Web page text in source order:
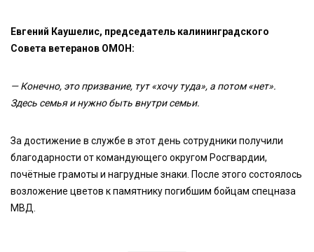
Евгений Каушелис, председатель калининградского
Совета ветеранов ОМОН:
— Конечно, это призвание, тут «хочу туда», а потом «нет».
Здесь семья и нужно быть внутри семьи.
За достижение в службе в этот день сотрудники получили
благодарности от командующего округом Росгвардии,
почётные грамоты и нагрудные знаки. После этого состоялось
возложение цветов к памятнику погибшим бойцам спецназа
МВД.